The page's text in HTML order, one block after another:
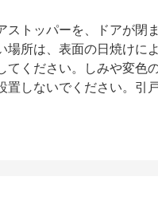
トッパーを、ドアが閉
所は、表面の日焼けに
ください。しみや変色
しないでください。引